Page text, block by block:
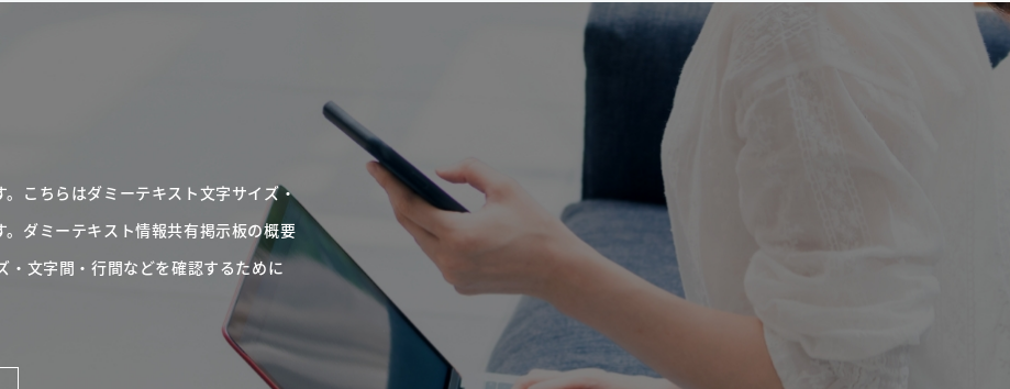
こちらはダミーテキスト文字サイズ・
ダミーテキスト情報共有掲示板の概要
・文字間・行間などを確認するために